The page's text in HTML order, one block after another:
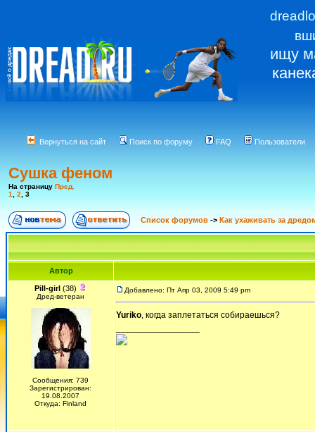
ищу
Вернуться на сайт Поиск по форуму FAQ Пользователи
Сушка феном
На страницу Пред.
1
2 3
Список форумов -> Как ухаживать за
Автор
Pill-girl (38)
Дред-ветеран
Сообщения: 739
Зарегистрирован:
19.08.2007
Откуда: Finland
Добавлено: Пт Апр 03, 2009 5:49 pm
Yuriko, когда заплетаться собираешься?